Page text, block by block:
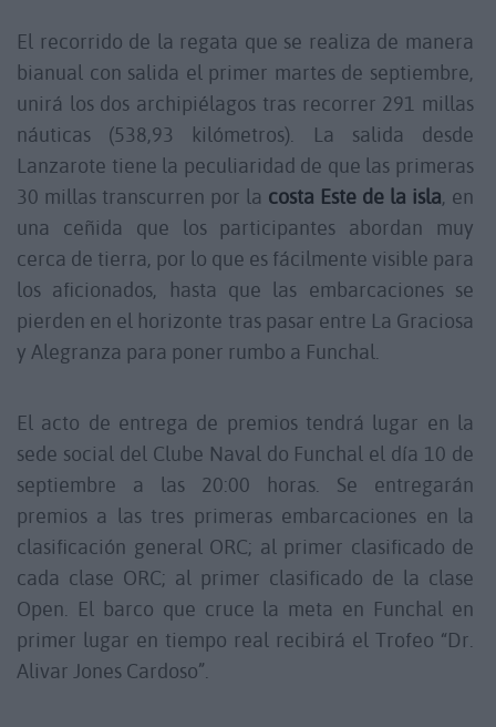
El recorrido de la regata que se realiza de manera
bianual con salida el primer martes de septiembre,
unirá los dos archipiélagos tras recorrer 291 millas
náuticas (538,93 kilómetros). La salida desde
Lanzarote tiene la peculiaridad de que las primeras
30 millas transcurren por la costa Este de la isla, en
una ceñida que los participantes abordan muy
cerca de tierra, por lo que es fácilmente visible para
los aficionados, hasta que las embarcaciones se
pierden en el horizonte tras pasar entre La Graciosa
y Alegranza para poner rumbo a Funchal.
El acto de entrega de premios tendrá lugar en la
sede social del Clube Naval do Funchal el día 10 de
septiembre a las 20:00 horas. Se entregarán
premios a las tres primeras embarcaciones en la
clasificación general ORC; al primer clasificado de
cada clase ORC; al primer clasificado de la clase
Open. El barco que cruce la meta en Funchal en
primer lugar en tiempo real recibirá el Trofeo “Dr.
Alivar Jones Cardoso”.